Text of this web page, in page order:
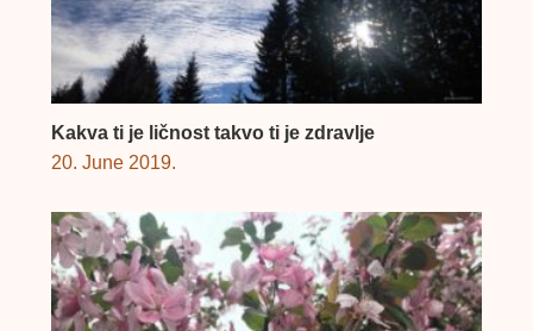
Kakva ti je ličnost takvo ti je zdravlje
20. June 2019.